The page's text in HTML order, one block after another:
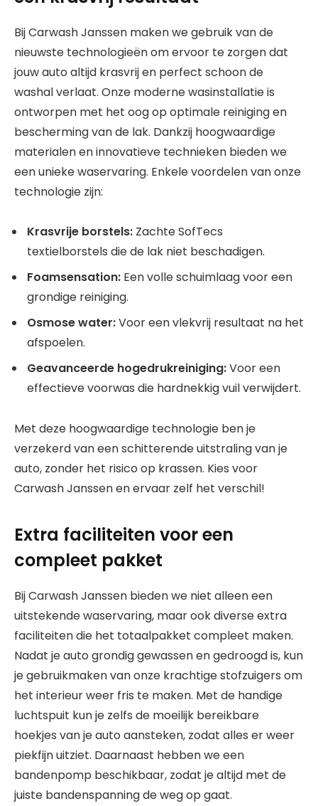
Bij Carwash Janssen maken we gebruik van de
nieuwste technologieën om ervoor te zorgen dat
jouw auto altijd krasvrij en perfect schoon de
washal verlaat. Onze moderne wasinstallatie is
ontworpen met het oog op optimale reiniging en
bescherming van de lak. Dankzij hoogwaardige
materialen en innovatieve technieken bieden we
een unieke waservaring. Enkele voordelen van onze
technologie zijn:
Krasvrije borstels: Zachte SofTecs
textielborstels die de lak niet beschadigen.
Foamsensation: Een volle schuimlaag voor een
grondige reiniging.
Osmose water:Voor een vlekvrij resultaat na het
afspoelen.
Geavanceerde hogedrukreiniging:Voor een
effectieve voorwas die hardnekkig vuil verwijdert.
Met deze hoogwaardige technologie ben je
verzekerd van een schitterende uitstraling van je
auto, zonder het risico op krassen. Kies voor
Carwash Janssen en ervaar zelf het verschil!
Extra faciliteiten voor een
compleet pakket
Bij Carwash Janssen bieden we niet alleen een
uitstekende waservaring, maar ook diverse extra
faciliteiten die het totaalpakket compleet maken.
Nadat je auto grondig gewassen en gedroogd is, kun
je gebruikmaken van onze krachtige stofzuigers om
het interieur weer fris te maken. Met de handige
luchtspuit kun je zelfs de moeilijk bereikbare
hoekjes van je auto aansteken, zodat alles er weer
piekfijn uitziet. Daarnaast hebben we een
bandenpomp beschikbaar, zodat je altijd met de
juiste bandenspanning de weg op gaat.